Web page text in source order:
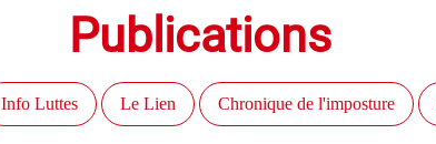
Publications
Info Luttes Le Lien Chronique de l'imposture